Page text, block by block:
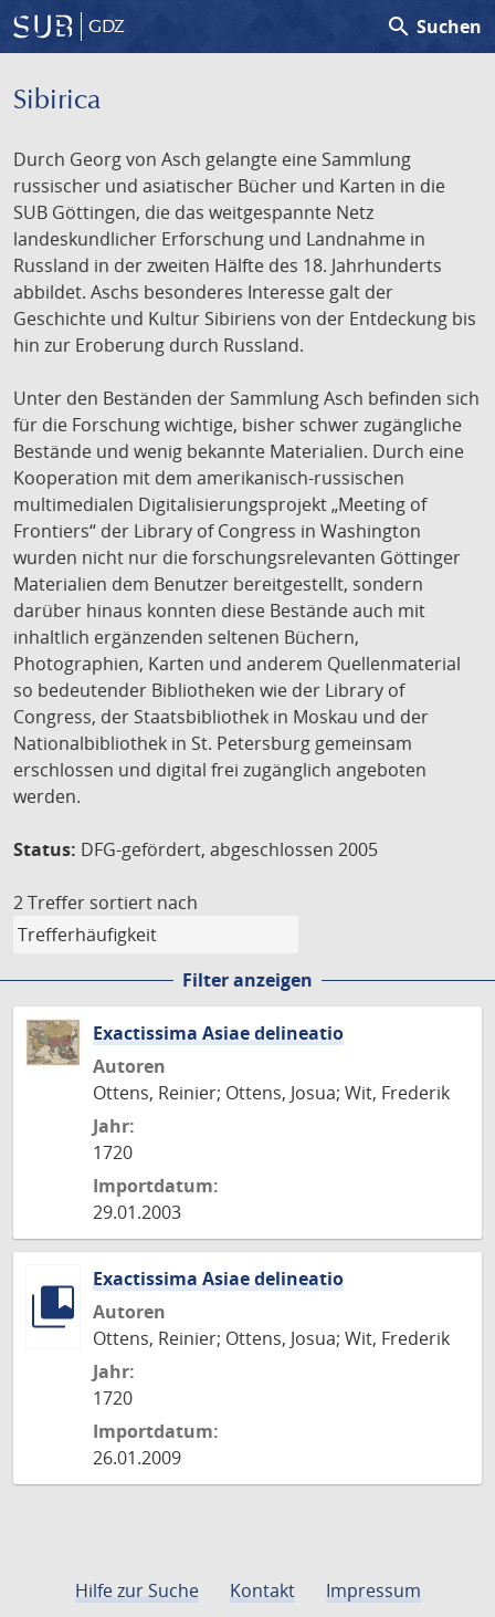
GDZ search Suchen
Sibirica
Durch Georg von Asch gelangte eine Sammlung
russischer und asiatischer Bücher und Karten in die
SUB Göttingen, die das weitgespannte Netz
landeskundlicher Erforschung und Landnahme in
Russland in der zweiten Hälfte des 18. Jahrhunderts
abbildet. Aschs besonderes Interesse galt der
Geschichte und Kultur Sibiriens von der Entdeckung bis
hin zur Eroberung durch Russland.
Unter den Beständen der Sammlung Asch befinden sich
für die Forschung wichtige, bisher schwer zugängliche
Bestände und wenig bekannte Materialien. Durch eine
Kooperation mit dem amerikanisch-russischen
multimedialen Digitalisierungsprojekt „Meeting of
Frontiers“ der Library of Congress in Washington
wurden nicht nur die forschungsrelevanten Göttinger
Materialien dem Benutzer bereitgestellt, sondern
darüber hinaus konnten diese Bestände auch mit
inhaltlich ergänzenden seltenen Büchern,
Photographien, Karten und anderem Quellenmaterial
so bedeutender Bibliotheken wie der Library of
Congress, der Staatsbibliothek in Moskau und der
Nationalbibliothek in St. Petersburg gemeinsam
erschlossen und digital frei zugänglich angeboten
werden.
Status: DFG-gefördert, abgeschlossen 2005
2 Treffer sortiert nach
Filter anzeigen
Exactissima Asiae delineatio
Autoren
Ottens, Reinier; Ottens, Josua; Wit, Frederik
Jahr:
1720
Importdatum:
29.01.2003
Exactissima Asiae delineatio
Autoren
Ottens, Reinier; Ottens, Josua; Wit, Frederik
Jahr:
1720
Importdatum:
26.01.2009
Hilfe zur Suche Kontakt
Impressum